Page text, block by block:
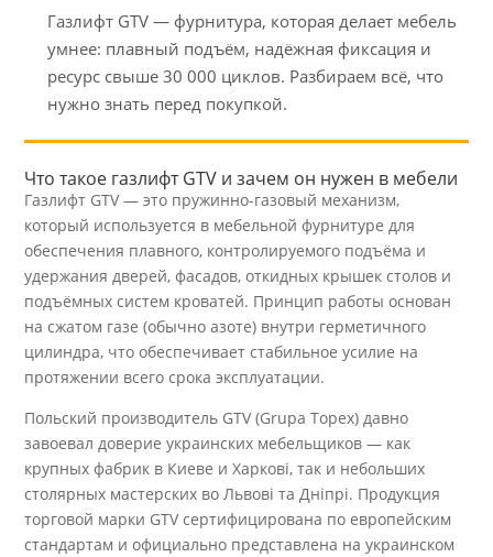
Газлифт GTV — фурнитура, которая делает мебель
умнее: плавный подъём, надёжная фиксация и
ресурс свыше 30 000 циклов. Разбираем всё, что
нужно знать перед покупкой.
Что такое газлифт GTV и зачем он нужен в мебели
Газлифт GTV — это пружинно-газовый механизм,
который используется в мебельной фурнитуре для
обеспечения плавного, контролируемого подъёма и
удержания дверей, фасадов, откидных крышек столов и
подъёмных систем кроватей. Принцип работы основан
на сжатом газе (обычно азоте) внутри герметичного
цилиндра, что обеспечивает стабильное усилие на
протяжении всего срока эксплуатации.
Польский производитель GTV (Grupa Topex) давно
завоевал доверие украинских мебельщиков — как
крупных фабрик в Киеве и Харкові, так и небольших
столярных мастерских во Львові та Дніпрі. Продукция
торговой марки GTV сертифицирована по европейским
стандартам и официально представлена на украинском